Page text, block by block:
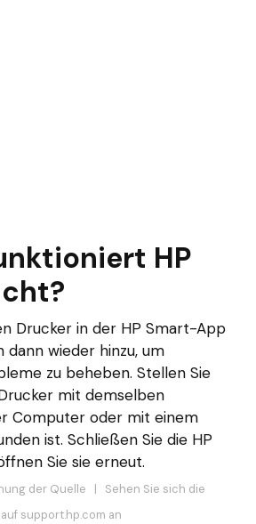
HP
Drucker in der HP Smart-App
dann wieder hinzu, um
zu beheben. Stellen Sie
mit demselben
Computer oder mit einem
ist. Schließen Sie die HP
Sie sie erneut.
der Quelle | Sehen Sie sich die
support.hp.com an